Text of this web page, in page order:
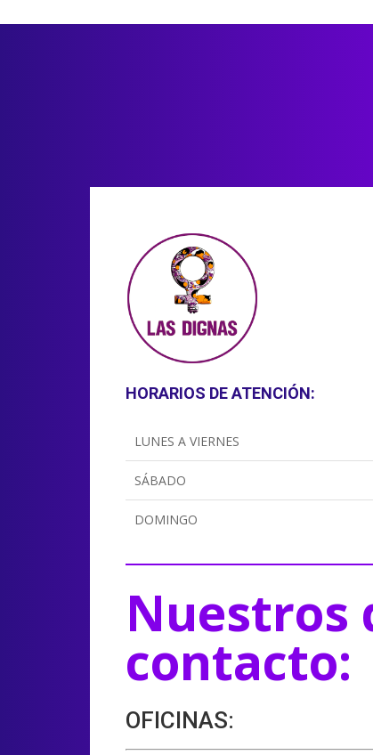
HORARIOS DE ATENCIÓN:
LUNES A VIERNES
SÁBADO
DOMINGO
Nuestros
contacto:
OFICINAS: